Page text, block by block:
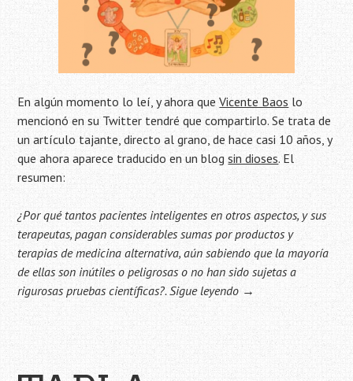
En algún momento lo leí, y ahora queVicente Baos lo
mencionó en su Twitter tendré que compartirlo. Se trata de
un artículo tajante, directo al grano, de hace casi 10 años, y
que ahora aparece traducido en un blogsin dioses. El
resumen:
¿Por qué tantos pacientes inteligentes en otros aspectos, y sus
terapeutas, pagan considerables sumas por productos y
terapias de medicina alternativa, aún sabiendo que la mayoría
de ellas son inútiles o peligrosas o no han sido sujetas a
rigurosas pruebas científicas?.Sigue leyendo →